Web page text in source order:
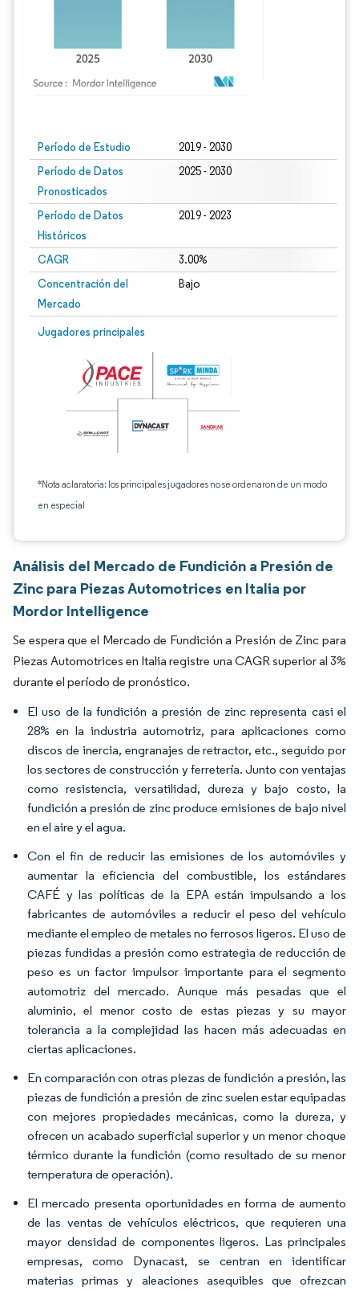
Período de Estudio 2019 - 2030
Período de Datos
Pronosticados
2025 - 2030
Período de Datos
Históricos
2019 - 2023
CAGR 3.00%
Concentración del
Mercado
Bajo
Jugadores principales
*Nota aclaratoria: los principales jugadores no se ordenaron de un modo
en especial
Análisis del Mercado de Fundición a Presión de
Zinc para Piezas Automotrices en Italia por
Mordor Intelligence
Se espera que el Mercado de Fundición a Presión de Zinc para
Piezas Automotrices en Italia registre una CAGR superior al 3%
durante el período de pronóstico.
El uso de la fundición a presión de zinc representa casi el
28% en la industria automotriz, para aplicaciones como
discos de inercia, engranajes de retractor, etc., seguido por
los sectores de construcción y ferretería. Junto con ventajas
como resistencia, versatilidad, dureza y bajo costo, la
fundición a presión de zinc produce emisiones de bajo nivel
en el aire y el agua.
Con el fin de reducir las emisiones de los automóviles y
aumentar la eficiencia del combustible, los estándares
CAFÉ y las políticas de la EPA están impulsando a los
fabricantes de automóviles a reducir el peso del vehículo
mediante el empleo de metales no ferrosos ligeros. El uso de
piezas fundidas a presión como estrategia de reducción de
peso es un factor impulsor importante para el segmento
automotriz del mercado. Aunque más pesadas que el
aluminio, el menor costo de estas piezas y su mayor
tolerancia a la complejidad las hacen más adecuadas en
ciertas aplicaciones.
En comparación con otras piezas de fundición a presión, las
piezas de fundición a presión de zinc suelen estar equipadas
con mejores propiedades mecánicas, como la dureza, y
ofrecen un acabado superficial superior y un menor choque
térmico durante la fundición (como resultado de su menor
temperatura de operación).
El mercado presenta oportunidades en forma de aumento
de las ventas de vehículos eléctricos, que requieren una
mayor densidad de componentes ligeros. Las principales
empresas, como Dynacast, se centran en identificar
materias primas y aleaciones asequibles que ofrezcan